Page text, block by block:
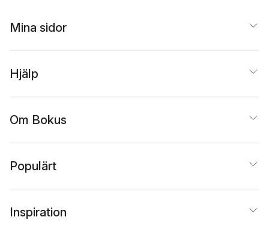
Mina sidor
Hjälp
Om Bokus
Populärt
Inspiration